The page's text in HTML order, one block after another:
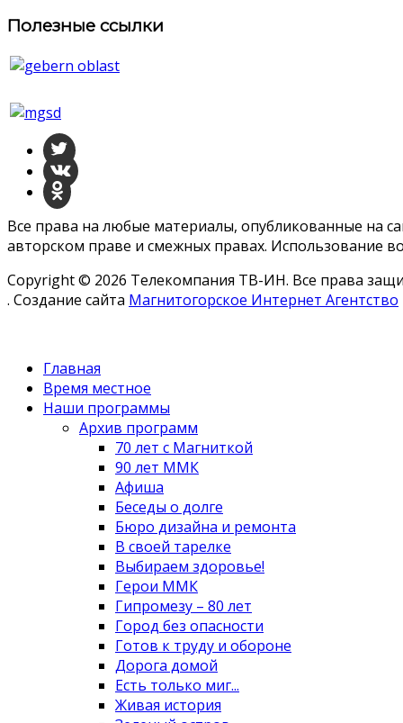
Полезные ссылки
Все права на любые материалы, опубликованные на
авторском праве и смежных правах. Использование
Copyright © 2026 Телекомпания ТВ-ИН. Все права
. Создание сайта Магнитогорское Интернет Агентство
Главная
Время местное
Наши программы
Архив программ
70 лет с Магниткой
90 лет ММК
Афиша
Беседы о долге
Бюро дизайна и ремонта
В своей тарелке
Выбираем здоровье!
Герои ММК
Гипромезу – 80 лет
Город без опасности
Готов к труду и обороне
Дорога домой
Есть только миг...
Живая история